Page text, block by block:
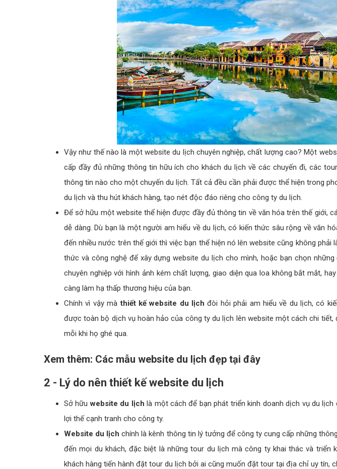
Vậy như thế nào là một website du lịch chuyên nghiệp, chất lượng cao? Một
cấp đầy đủ những thông tin hữu ích cho khách du lịch về các chuyến đi, các
thông tin nào cho một chuyến du lịch. Tất cả đều cần phải được thể hiện trong
du lịch và thu hút khách hàng, tạo nét độc đáo riêng cho công ty du lịch.
Để sở hữu một website thể hiện được đầy đủ thông tin về văn hóa trên thế giới,
dễ dàng. Dù bạn là một người am hiểu về du lịch, có kiến thức sâu rộng về văn
đến nhiều nước trên thế giới thì việc bạn thể hiện nó lên website cũng không phải
thức và công nghệ để xây dựng website du lịch cho mình, hoặc bạn chọn
chuyên nghiệp với hình ảnh kém chất lượng, giao diện qua loa không bắt mắt,
càng làm hạ thấp thương hiệu của bạn.
Chính vì vậy mà thiết kế website du lịch đòi hỏi phải am hiểu về du lịch, có
được toàn bộ dịch vụ hoàn hảo của công ty du lịch lên website một cách chi tiết,
mỗi khi họ ghé qua.
Xem thêm: Các mẫu website du lịch đẹp tại đây
2 - Lý do nên thiết kế website du lịch
Sở hữuwebsite du lịch là một cách để bạn phát triển kinh doanh dịch vụ du
lợi thế cạnh tranh cho công ty.
Website du lịch chính là kênh thông tin lý tưởng để công ty cung cấp những
đến mọi du khách, đặc biệt là những tour du lịch mà công ty khai thác và
khách hàng tiến hành đặt tour du lịch bởi ai cũng muốn đặt tour tại địa chỉ uy tín,